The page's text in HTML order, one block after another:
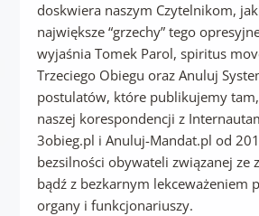
doskwiera naszym Czytelnikom,
największe “grzechy” tego
wyjaśnia Tomek Parol, spiritus
Trzeciego Obiegu oraz Anuluj
postulatów, które publikujemy
naszej korespondencji z
3obieg.pl i Anuluj-Mandat.pl od
bezsilności obywateli związanej ze
bądź z bezkarnym lekceważeniem
organy i funkcjonariuszy.